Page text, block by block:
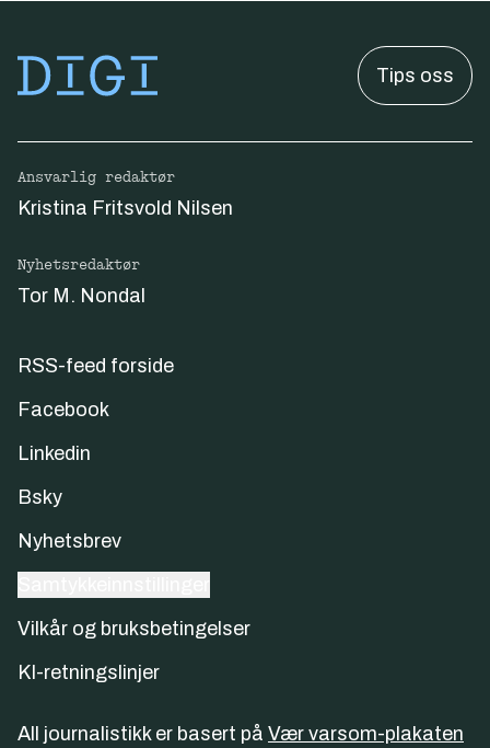
Tips oss
Ansvarlig redaktør
Kristina Fritsvold Nilsen
Nyhetsredaktør
Tor M. Nondal
RSS-feed forside
Facebook
Linkedin
Bsky
Nyhetsbrev
Vilkår og bruksbetingelser
KI-retningslinjer
All journalistikk er basert på Vær varsom-plakaten